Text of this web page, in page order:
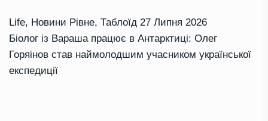
Life, Новини Рівне, Таблоїд 27 Липня 2026
Біолог із Вараша працює в Антарктиці: Олег
Горяінов став наймолодшим учасником української
експедиції